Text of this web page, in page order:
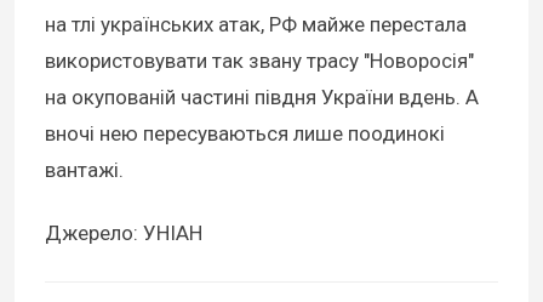
на тлі українських атак, РФ майже перестала
використовувати так звану трасу "Новоросія"
на окупованій частині півдня України вдень. А
вночі нею пересуваються лише поодинокі
вантажі.
Джерело: УНІАН